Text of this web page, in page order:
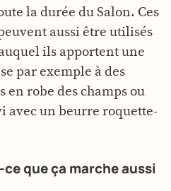
la durée du Salon. Ces
aussi être utilisés
ils apportent une
par exemple à des
en robe des champs ou
avec un beurre roquette-
ce que ça marche aussi